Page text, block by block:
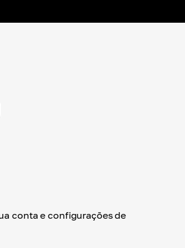
conta e configurações de